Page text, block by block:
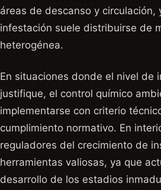
áreas de descanso y circulación,
infestación suele distribuirse de
heterogénea.
En situaciones donde el nivel de
justifique, el control químico
implementarse con criterio
cumplimiento normativo. En
reguladores del crecimiento de
herramientas valiosas, ya que
desarrollo de los estadios